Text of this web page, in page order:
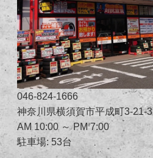
046-824-1666
神奈川県横須賀市平成町3-21-3
AM 10:00 ～ PM 7:00
駐車場: 53台